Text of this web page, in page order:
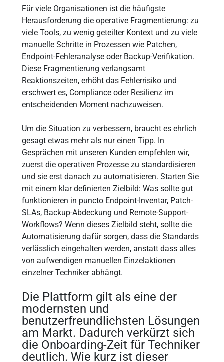
Für viele Organisationen ist die häufigste
Herausforderung die operative Fragmentierung: zu
viele Tools, zu wenig geteilter Kontext und zu viele
manuelle Schritte in Prozessen wie Patchen,
Endpoint-Fehleranalyse oder Backup-Verifikation.
Diese Fragmentierung verlangsamt
Reaktionszeiten, erhöht das Fehlerrisiko und
erschwert es, Compliance oder Resilienz im
entscheidenden Moment nachzuweisen.
Um die Situation zu verbessern, braucht es ehrlich
gesagt etwas mehr als nur einen Tipp. In
Gesprächen mit unseren Kunden empfehlen wir,
zuerst die operativen Prozesse zu standardisieren
und sie erst danach zu automatisieren. Starten Sie
mit einem klar definierten Zielbild: Was sollte gut
funktionieren in puncto Endpoint-Inventar, Patch-
SLAs, Backup-Abdeckung und Remote-Support-
Workflows? Wenn dieses Zielbild steht, sollte die
Automatisierung dafür sorgen, dass die Standards
verlässlich eingehalten werden, anstatt dass alles
von aufwendigen manuellen Einzelaktionen
einzelner Techniker abhängt.
Die Plattform gilt als eine der
modernsten und
benutzerfreundlichsten Lösungen
am Markt. Dadurch verkürzt sich
die Onboarding-Zeit für Techniker
deutlich. Wie kurz ist dieser